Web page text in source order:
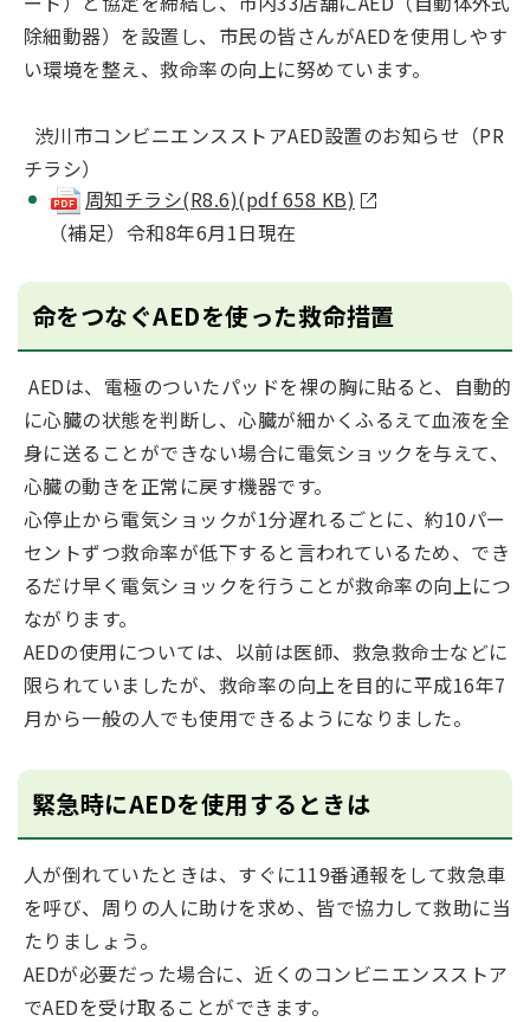
除細動器）を設置し、市民の皆さんがAEDを使用しやす
い環境を整え、救命率の向上に努めています。
渋川市コンビニエンスストアAED設置のお知らせ（PR
チラシ）
周知チラシ(R8.6)(pdf 658 KB)
（補足）令和8年6月1日現在
命をつなぐAEDを使った救命措置
AEDは、電極のついたパッドを裸の胸に貼ると、自動的
に心臓の状態を判断し、心臓が細かくふるえて血液を全
身に送ることができない場合に電気ショックを与えて、
心臓の動きを正常に戻す機器です。
心停止から電気ショックが1分遅れるごとに、約10パー
セントずつ救命率が低下すると言われているため、でき
るだけ早く電気ショックを行うことが救命率の向上につ
ながります。
AEDの使用については、以前は医師、救急救命士などに
限られていましたが、救命率の向上を目的に平成16年7
月から一般の人でも使用できるようになりました。
緊急時にAEDを使用するときは
人が倒れていたときは、すぐに119番通報をして救急車
を呼び、周りの人に助けを求め、皆で協力して救助に当
たりましょう。
AEDが必要だった場合に、近くのコンビニエンスストア
でAEDを受け取ることができます。